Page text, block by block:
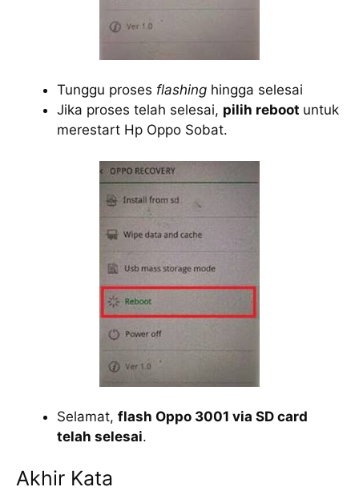
Tunggu proses flashing hingga selesai
Jika proses telah selesai, pilih reboot untuk
merestart Hp Oppo Sobat.
Selamat, flash Oppo 3001 via SD card
telah selesai.
Akhir Kata